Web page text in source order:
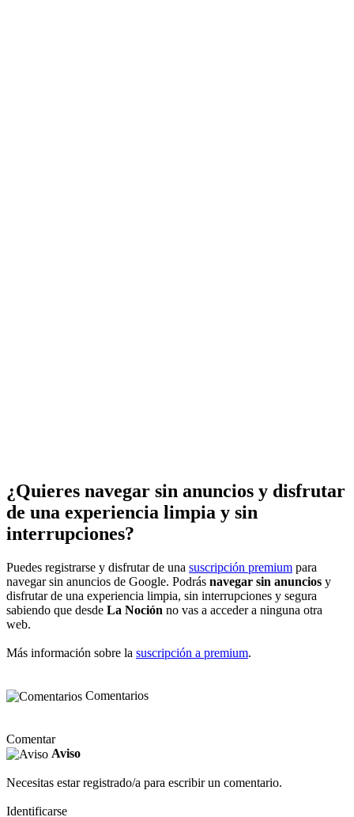
¿Quieres navegar sin anuncios y disfrutar
de una experiencia limpia y sin
interrupciones?
Puedes registrarse y disfrutar de una suscripción premium para
navegar sin anuncios de Google. Podrás navegar sin anuncios y
disfrutar de una experiencia limpia, sin interrupciones y segura
sabiendo que desde La Noción no vas a acceder a ninguna otra
web.
Más información sobre la suscripción a premium.
Comentarios
Comentar
Aviso
Necesitas estar registrado/a para escribir un comentario.
Identificarse